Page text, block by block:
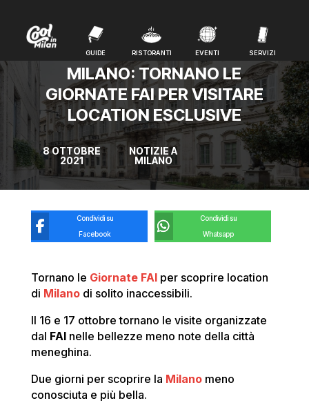
GUIDE RISTORANTI EVENTI SERVIZI
GUIDE RISTORANTI EVENTI SERVIZI
MILANO: TORNANO LE
GIORNATE FAI PER VISITARE
LOCATION ESCLUSIVE
8 OTTOBRE
2021
NOTIZIE A
MILANO
Condividi su
Facebook
Condividi su
Whatsapp
Tornano le Giornate FAI per scoprire location
di Milano di solito inaccessibili.
Il 16 e 17 ottobre tornano le visite organizzate
dal FAInelle bellezze meno note della città
meneghina.
Due giorni per scoprire la Milano meno
conosciuta e più bella.